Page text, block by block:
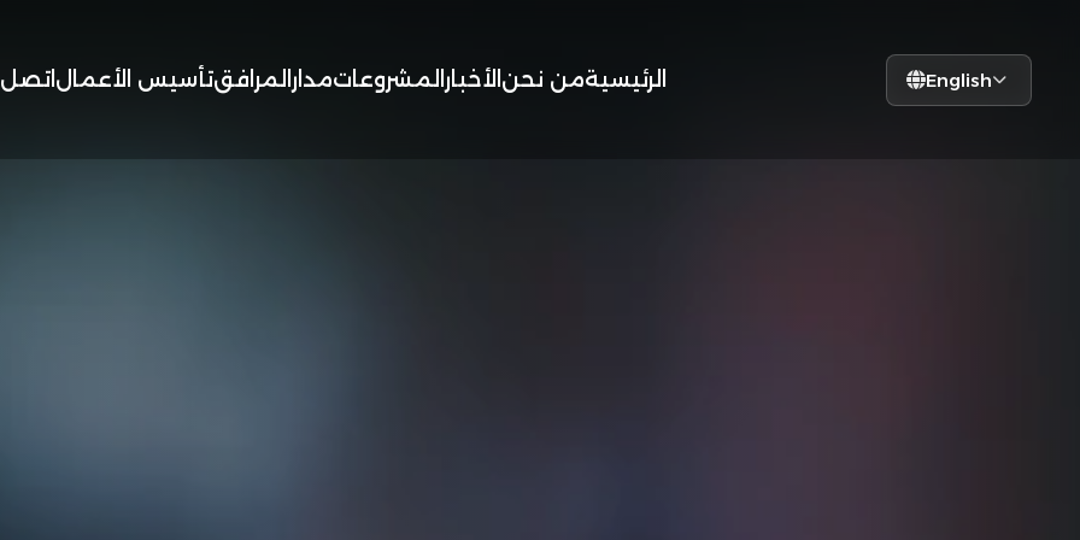
الرئيسيةمن نحن الأخبار المشروعاتمدار المرافقتأسيس الأعمال اتصل English